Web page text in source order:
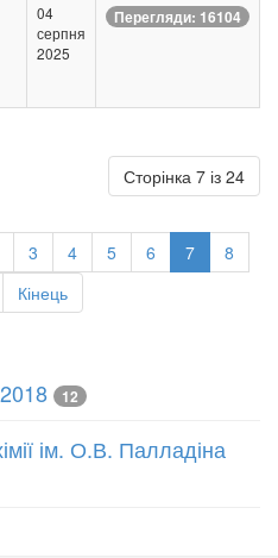
04
серпня
2025
Перегляди: 16104
Сторінка 7 із 24
3 4 5 6 7
8
Кінець
12
ім. О.В. Палладіна